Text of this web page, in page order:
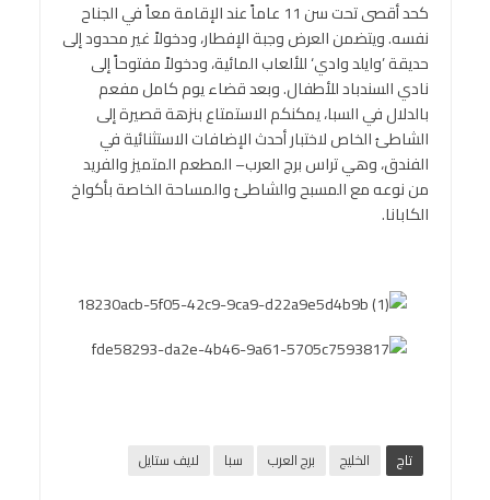
كحد أقصى تحت سن 11 عاماً عند الإقامة معاً في الجناح
نفسه. ويتضمن العرض وجبة الإفطار، ودخولاً غير محدود إلى
حديقة ’وايلد وادي‘ للألعاب المائية، ودخولاً مفتوحاً إلى
نادي السندباد للأطفال. وبعد قضاء يوم كامل مفعم
بالدلال في السبا، يمكنكم الاستمتاع بنزهة قصيرة إلى
الشاطئ الخاص لاختبار أحدث الإضافات الاستثنائية في
الفندق، وهي تراس برج العرب– المطعم المتميز والفريد
من نوعه مع المسبح والشاطئ والمساحة الخاصة بأكواخ
الكابانا.
تاج الخليج برج العرب سبا لايف ستايل